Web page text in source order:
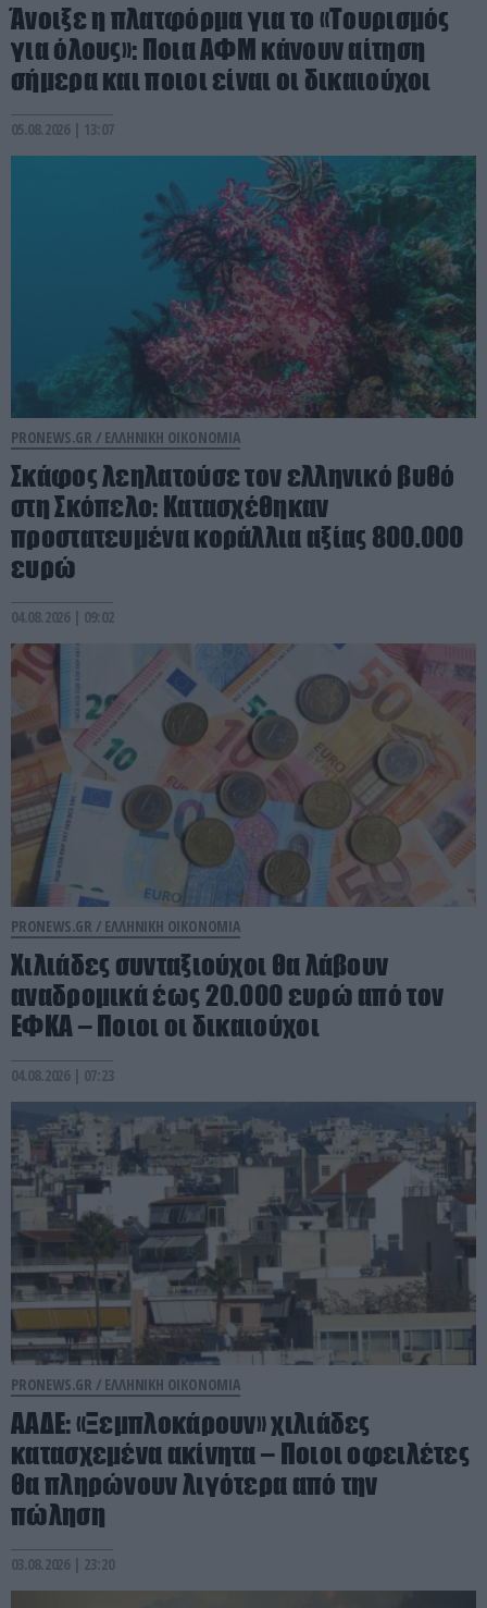
Άνοιξε η πλατφόρμα για το «Τουρισμός
για όλους»: Ποια ΑΦΜ κάνουν αίτηση
σήμερα και ποιοι είναι οι δικαιούχοι
05.08.2026 | 13:07
PRONEWS.GR / ΕΛΛΗΝΙΚΗ ΟΙΚΟΝΟΜΙΑ
Σκάφος λεηλατούσε τον ελληνικό βυθό
στη Σκόπελο: Κατασχέθηκαν
προστατευμένα κοράλλια αξίας 800.000
ευρώ
04.08.2026 | 09:02
PRONEWS.GR / ΕΛΛΗΝΙΚΗ ΟΙΚΟΝΟΜΙΑ
Χιλιάδες συνταξιούχοι θα λάβουν
αναδρομικά έως 20.000 ευρώ από τον
ΕΦΚΑ – Ποιοι οι δικαιούχοι
04.08.2026 | 07:23
PRONEWS.GR / ΕΛΛΗΝΙΚΗ ΟΙΚΟΝΟΜΙΑ
ΑΑΔΕ: «Ξεμπλοκάρουν» χιλιάδες
κατασχεμένα ακίνητα – Ποιοι οφειλέτες
θα πληρώνουν λιγότερα από την
πώληση
03.08.2026 | 23:20